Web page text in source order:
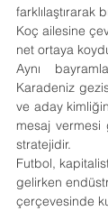
farklılaştırarak
Koç ailesine
net ortaya
Aynı
Karadeniz
ve aday
mesaj
stratejidir.
Futbol,
gelirken
çerçevesinde